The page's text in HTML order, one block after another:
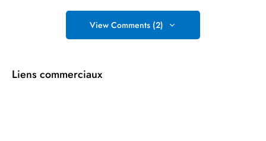
View Comments (2)
Liens commerciaux